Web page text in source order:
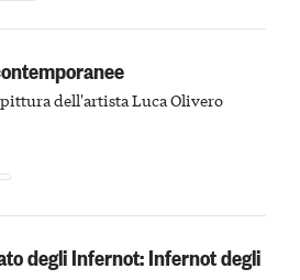
dell'artista Luca Olivero
degli Infernot: Infernot degli